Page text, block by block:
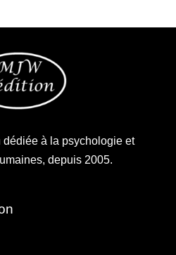
dédiée à la psychologie et
depuis 2005.